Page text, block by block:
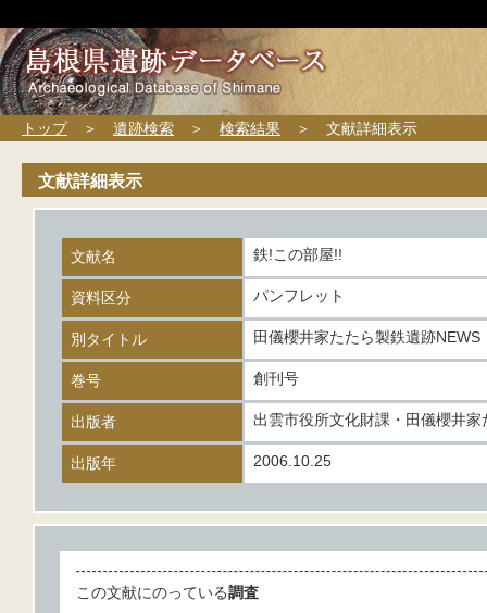
トップ＞ 遺跡検索 ＞ 検索結果 ＞ 文献詳細表示
文献詳細表示
文献名 鉄!この部屋!!
資料区分 パンフレット
別タイトル 田儀櫻井家たたら製鉄遺跡NEWS
巻号 創刊号
出版者 出雲市役所文化財課・田儀櫻井
出版年 2006.10.25
この文献にのっている調査